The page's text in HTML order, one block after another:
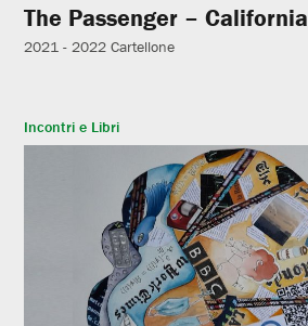
The Passenger – California
2021 - 2022 Cartellone
Incontri e Libri